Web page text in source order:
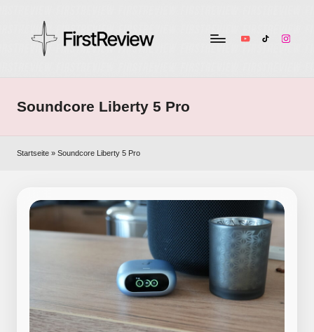
ir
t
w
Smart
Audio
YouTubeTikTok
Soundcore Liberty 5 Pro
Startseite » Soundcore Liberty 5 Pro